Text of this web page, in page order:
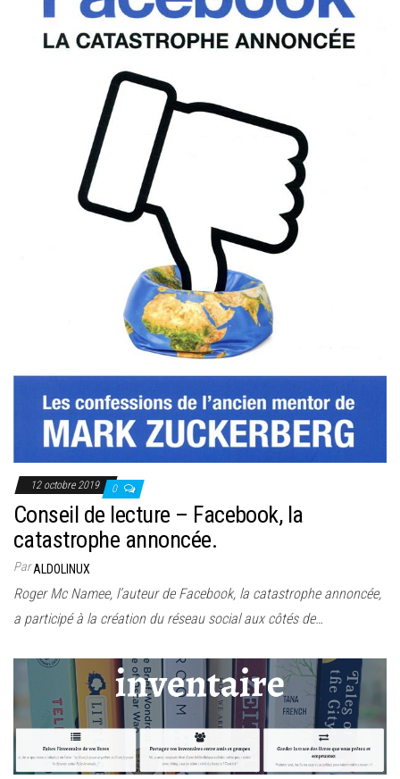
12 octobre 2019 0
Conseil de lecture – Facebook, la
catastrophe annoncée.
ParALDOLINUX
Roger Mc Namee, l’auteur de Facebook, la catastrophe annoncée,
a participé à la création du réseau social aux côtés de…